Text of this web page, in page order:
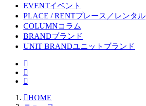
EVENTイベント
PLACE / RENTプレース／レンタル
COLUMNコラム
BRANDブランド
UNIT BRANDユニットブランド
HOME